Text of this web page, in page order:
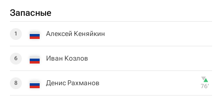
Запасные
1 Алексей Кеняйкин
6 Иван Козлов
8 Денис Рахманов 76‎’‎